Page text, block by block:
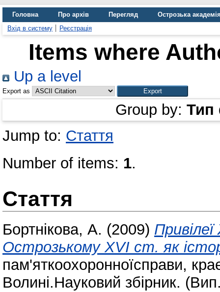
Головна Про архів Перегляд
Острозька
Вхід в систему
Реєстрація
Items where
Up a level
Export as
Group by: Тип
Jump to: Стаття
Number of items: 1.
Стаття
Бортнікова, А. (2009)
Острозькому XVI ст. як
пам'яткоохоронноїсправи,
Волині.Науковий збірник.